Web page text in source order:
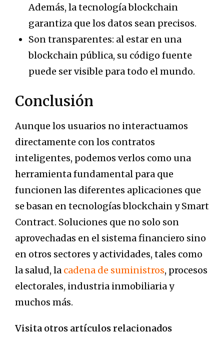
Además, la tecnología blockchain
garantiza que los datos sean precisos.
Son transparentes: al estar en una
blockchain pública, su código fuente
puede ser visible para todo el mundo.
Conclusión
Aunque los usuarios no interactuamos
directamente con los contratos
inteligentes, podemos verlos como una
herramienta fundamental para que
funcionen las diferentes aplicaciones que
se basan en tecnologías blockchain y Smart
Contract. Soluciones que no solo son
aprovechadas en el sistema financiero sino
en otros sectores y actividades, tales como
la salud, la cadena de suministros, procesos
electorales, industria inmobiliaria y
muchos más.
Visita otros artículos relacionados